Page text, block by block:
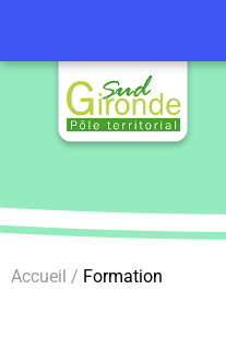
Accueil / Formation